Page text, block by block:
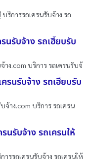
ริการรถเครนรับจ้าง รถ
นรับจ้าง รถเฮี๊ยบรับ
าง.com บริการ รถเครนรับจ้
รนรับจ้าง รถเฮี๊ยบรับ
จ้าง.com บริการ รถเครน
นรับจ้าง รถเครนให้
รรถเครนรับจ้าง รถเครนให้